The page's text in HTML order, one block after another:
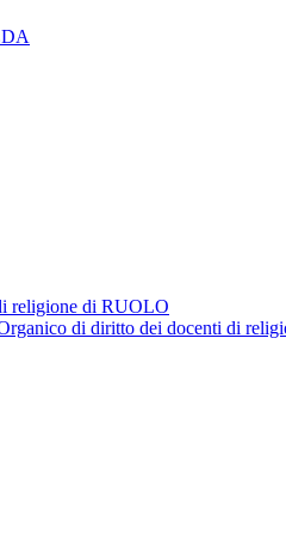
religione di RUOLO
di diritto dei docenti di